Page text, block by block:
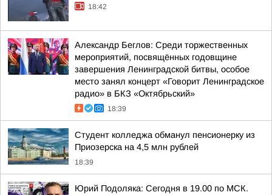
18:42
Александр Беглов: Среди торжественных
мероприятий, посвящённых годовщине
завершения Ленинградской битвы, особое
место занял концерт «Говорит Ленинградское
радио» в БКЗ «Октябрьский»
18:39
Студент колледжа обманул пенсионерку из
Приозерска на 4,5 млн рублей
18:39
Юрий Подоляка: Сегодня в 19.00 по МСК.